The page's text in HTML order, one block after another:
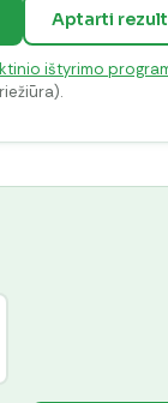
Aptarti
ištyrimo